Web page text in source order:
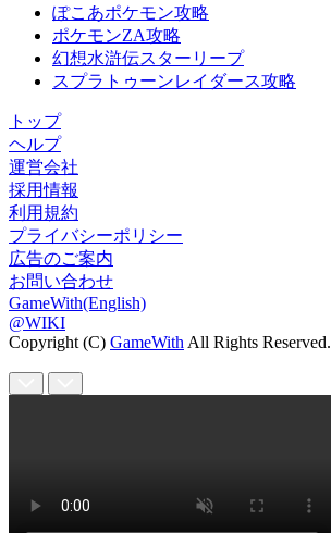
ぽこあポケモン攻略
ポケモンZA攻略
幻想水滸伝スターリープ
スプラトゥーンレイダース攻略
トップ
ヘルプ
運営会社
採用情報
利用規約
プライバシーポリシー
広告のご案内
お問い合わせ
GameWith(English)
@WIKI
Copyright (C) GameWith All Rights Reserved.